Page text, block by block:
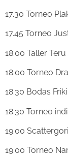
17.30 Torneo
17.45 Torneo
18.00 Taller
18.00 Torneo
18.30 Bodas
18.30 Torneo
19.00
19.00 Torneo